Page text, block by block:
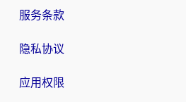
服务条款
隐私协议
应用权限